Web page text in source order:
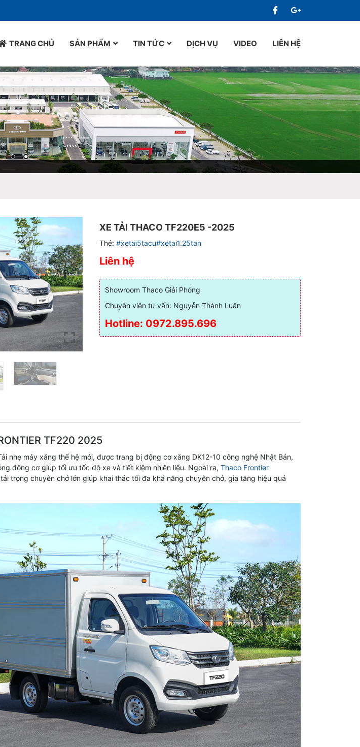
TRANG CHỦ SẢN PHẨM TIN TỨC DỊCH VỤ VIDEO LIÊN HỆ
XE TẢI THACO TF220E5 -2025
Thẻ:#xetai5tacu#xetai1.25tan
Liên hệ
Showroom Thaco Giải Phóng
Chuyên viên tư vấn: Nguyễn Thành Luân
Hotline: 0972.895.696
TF220 2025
nhẹ máy xăng thế hệ mới, được trang bị động cơ xăng DK12-10 công nghệ Nhật Bản,
động cơ giúp tối ưu tốc độ xe và tiết kiệm nhiên liệu. Ngoài ra,Thaco Frontier
trọng chuyên chở lớn giúp khai thác tối đa khả năng chuyên chở, gia tăng hiệu quả